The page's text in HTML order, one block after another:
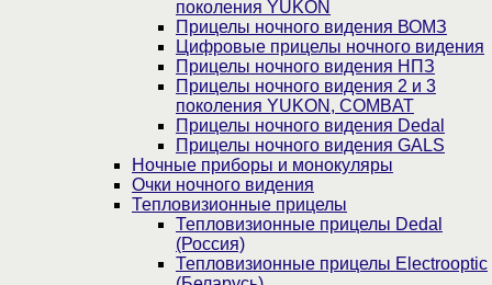
поколения YUKON
Прицелы ночного видения ВОМЗ
Цифровые прицелы ночного видения
Прицелы ночного видения НПЗ
Прицелы ночного видения 2 и 3
поколения YUKON, COMBAT
Прицелы ночного видения Dedal
Прицелы ночного видения GALS
Ночные приборы и монокуляры
Очки ночного видения
Тепловизионные прицелы
Тепловизионные прицелы Dedal
(Россия)
Тепловизионные прицелы Electrooptic